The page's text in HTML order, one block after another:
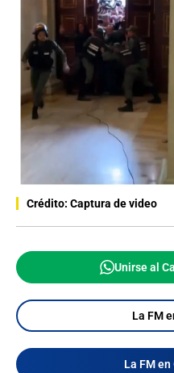
Crédito: Captura de video
Unirse al
La FM
La FM